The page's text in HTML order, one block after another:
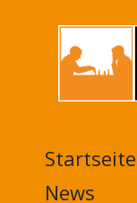
MAIN
NAVIGATION
Startseite
News